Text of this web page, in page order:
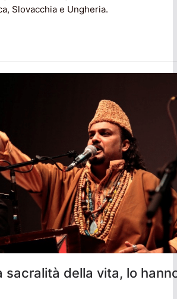
Slovacchia e Ungheria.
sacralità della vita, lo